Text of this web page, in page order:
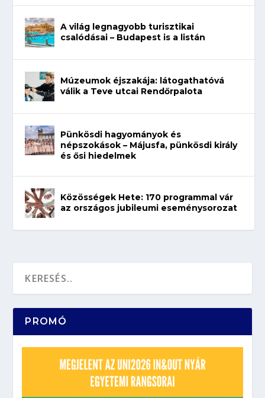
A világ legnagyobb turisztikai
csalódásai – Budapest is a listán
Múzeumok éjszakája: látogathatóvá
válik a Teve utcai Rendőrpalota
Pünkösdi hagyományok és
népszokások – Májusfa, pünkösdi király
és ősi hiedelmek
Közösségek Hete: 170 programmal vár
az országos jubileumi eseménysorozat
PROMÓ